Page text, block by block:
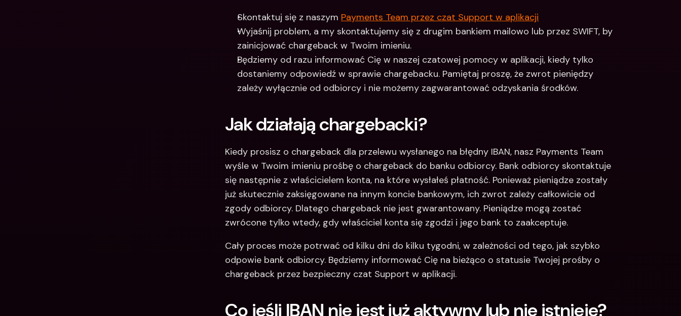
Skontaktuj się z naszym Payments Team przez czat Support w aplikacji
Wyjaśnij problem, a my skontaktujemy się z drugim bankiem mailowo lub przez SWIFT, by
zainicjować chargeback w Twoim imieniu.
Będziemy od razu informować Cię w naszej czatowej pomocy w aplikacji, kiedy tylko
dostaniemy odpowiedź w sprawie chargebacku. Pamiętaj proszę, że zwrot pieniędzy
zależy wyłącznie od odbiorcy i nie możemy zagwarantować odzyskania środków.
Jak działają chargebacki?
Kiedy prosisz o chargeback dla przelewu wysłanego na błędny IBAN, nasz Payments Team
wyśle w Twoim imieniu prośbę o chargeback do banku odbiorcy. Bank odbiorcy skontaktuje
się następnie z właścicielem konta, na które wysłałeś płatność. Ponieważ pieniądze zostały
już skutecznie zaksięgowane na innym koncie bankowym, ich zwrot zależy całkowicie od
zgody odbiorcy. Dlatego chargeback nie jest gwarantowany. Pieniądze mogą zostać
zwrócone tylko wtedy, gdy właściciel konta się zgodzi i jego bank to zaakceptuje.
Cały proces może potrwać od kilku dni do kilku tygodni, w zależności od tego, jak szybko
odpowie bank odbiorcy. Będziemy informować Cię na bieżąco o statusie Twojej prośby o
chargeback przez bezpieczny czat Support w aplikacji.
Co jeśli IBAN nie jest już aktywny lub nie istnieje?